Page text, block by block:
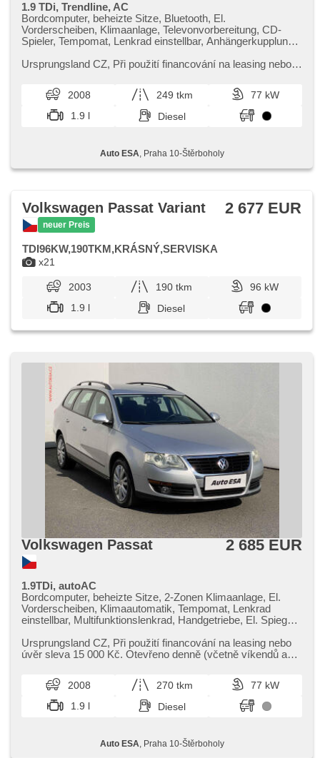
1.9 TDi, Trendline, AC
Bordcomputer, beheizte Sitze, Bluetooth, El.
Vorderscheiben, Klimaanlage, Televonvorbereitung, CD-
Spieler, Tempomat, Lenkrad einstellbar, Anhängerkupplung,
Spiegel, Servolenkung, Zentralverriegelung,
Stabilitätsprogramm (ESP), Scheibenwischersensor,
Nebelscheinwerfer, ABS, Antriebsschlupfregelung (ASR),
isofix, samostmívací zrcátka, elektronická ruční brzda,
Beifahrerairbagdeaktivierung, Wegfahrsperre, 6x Airbag
Ursprungsland CZ,​ Při použití financování na leasing nebo
svátků) 9.00​-22.0...
2008 249 tkm
77 kW
1.9 l
Diesel
Auto ESA , Praha 10-Štěrboholy
x21
Volkswagen Passat Variant
neuer Preis
2 677 EUR
TDI96KW,190TKM,KRÁSNÝ,SERVISKA
2003 190 tkm
96 kW
1.9 l
Diesel
Volkswagen Passat 2 685 EUR
1.9TDi, autoAC
Bordcomputer, beheizte Sitze, 2-Zonen Klimaanlage, El.
Vorderscheiben, Klimaautomatik, Tempomat, Lenkrad
einstellbar, Multifunktionslenkrad, Handgetriebe, El. Spiegel,
Funkfernbedienung, Elektronisches Stabilitätsprogramm
(ESP), ABS, Antriebsschlupfregelung (ASR), isofix,
Ursprungsland CZ,​ Při použití financování na leasing nebo
úvěr sleva 15 000 Kč. Otevřeno denně (včetně víkendů a
2008 270 tkm
77 kW
1.9 l
Diesel
Auto ESA , Praha 10-Štěrboholy